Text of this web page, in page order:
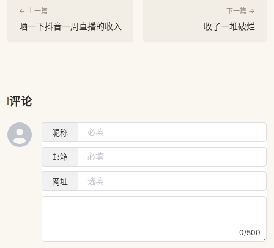
← 上一篇
晒一下抖音一周直播的收入
下一篇 →
收了一堆破烂
评论
昵称
邮箱
网址
0/500